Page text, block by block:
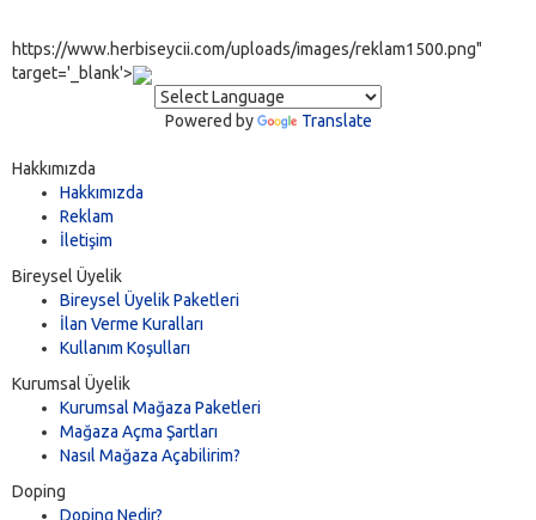
https://www.herbiseycii.com/uploads/images/reklam1500.png"
target='_blank'>
Powered by Translate
Hakkımızda
Hakkımızda
Reklam
İletişim
Bireysel Üyelik
Bireysel Üyelik Paketleri
İlan Verme Kuralları
Kullanım Koşulları
Kurumsal Üyelik
Kurumsal Mağaza Paketleri
Mağaza Açma Şartları
Nasıl Mağaza Açabilirim?
Doping
Doping Nedir?